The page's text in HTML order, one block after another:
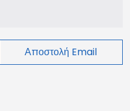
Αποστολή Email